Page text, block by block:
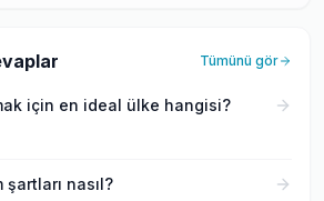
Tümünü gör
için en ideal ülke hangisi?
şartları nasıl?